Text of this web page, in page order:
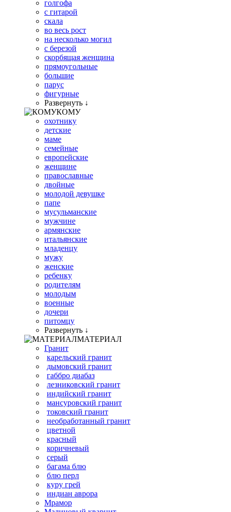
голгофа
с гитарой
скала
во весь рост
на несколько могил
с березой
скорбящая женщина
прямоугольные
большие
парус
фигурные
Развернуть ↓
КОМУ
охотнику
детские
маме
семейные
европейские
женщине
православные
двойные
молодой девушке
папе
мусульманские
мужчине
армянские
итальянские
младенцу
мужу
женские
ребенку
родителям
молодым
военные
дочери
питомцу
Развернуть ↓
МАТЕРИАЛ
Гранит
карельский гранит
дымовский гранит
габбро диабаз
лезниковский гранит
индийский гранит
мансуровский гранит
токовский гранит
необработанный гранит
цветной
красный
коричневый
серый
багама блю
блю перл
куру грей
индиан аврора
Мрамор